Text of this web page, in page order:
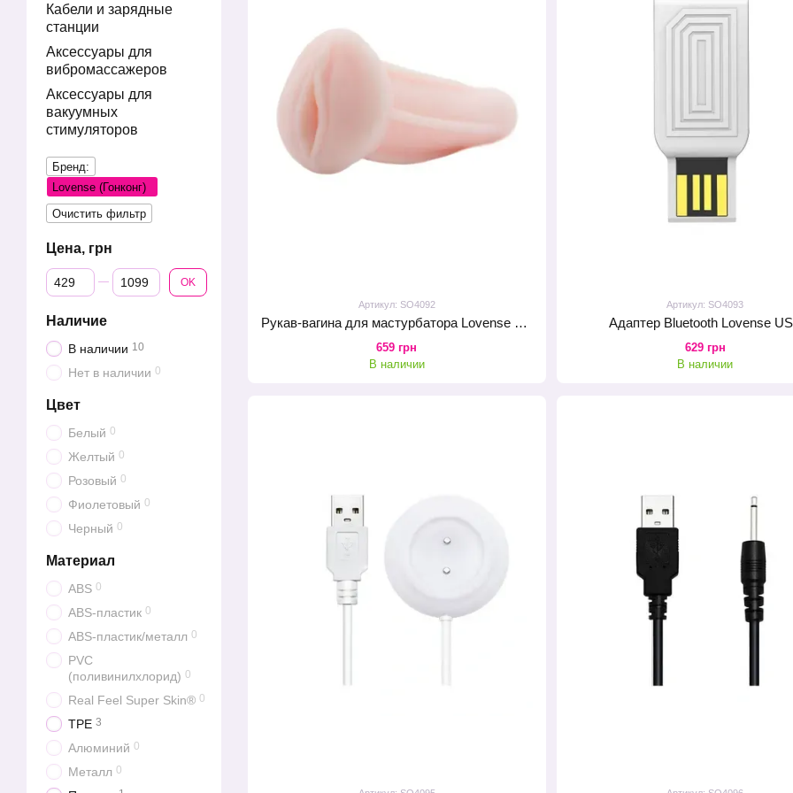
Артикул: SO4092
Рукав-вагина для мастурбатора Lovense Max 2
659 грн
В наличии
Артикул: SO4093
Адаптер Bluetooth Lovense
629 грн
В наличии
Кабели и зарядные
станции
Аксессуары для
вибромассажеров
Аксессуары для
вакуумных
стимуляторов
Бренд:
Lovense (Гонконг)
Очистить фильтр
Цена, грн
От Цена, грн
До Цена, грн OK
Наличие
В наличии 10
Нет в наличии 0
Цвет
Белый 0
Желтый 0
Розовый 0
Фиолетовый 0
Черный 0
Материал
ABS 0
ABS-пластик 0
ABS-пластик/металл 0
PVC
(поливинилхлорид) 0
Real Feel Super Skin® 0
TPE 3
Алюминий 0
Металл 0